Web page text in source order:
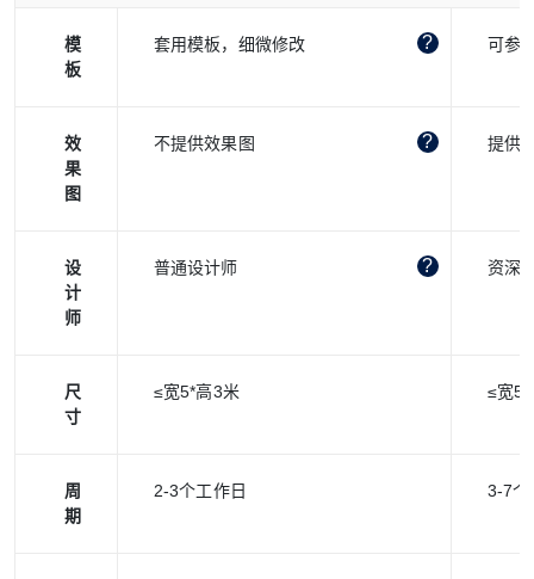
模
板
套用模板，细微修改 可参
效
果
图
不提供效果图 提供
设
计
师
普通设计师 资深
尺
寸
≤宽5*高3米 ≤宽5*
周
期
2-3个工作日 3-7个